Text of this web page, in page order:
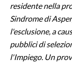
CULTURA
SPETTACOLI
GOSSIP
residente nella
Sindrome di
l'esclusione, a
pubblici di
l'Impiego. Un